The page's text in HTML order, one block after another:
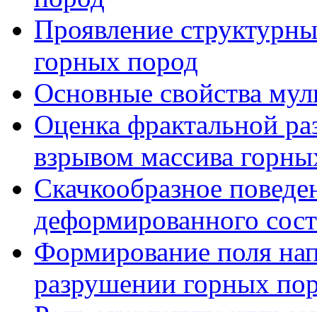
Проявление
горных пород
Основные свойства
Оценка фрактальной
взрывом массива
Скачкообразное
деформированного
Формирование поля
разрушении горных